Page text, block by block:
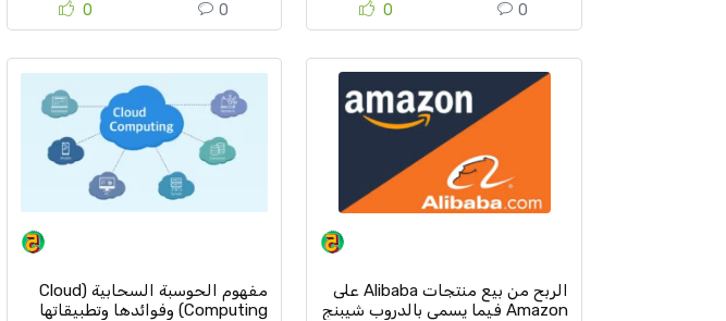
0 0
0 0
الربح من بيع منتجات Alibaba على
Amazon فيما يسمى بالدروب شيبنج
مفهوم الحوسبة السحابية (Cloud
Computing) وفوائدها وتطبيقاتها